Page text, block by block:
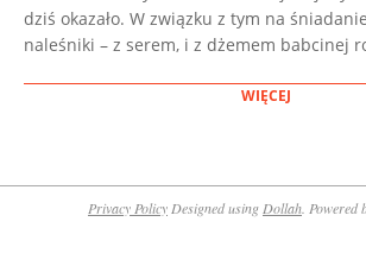
dziś okazało. W związku z tym na
naleśniki – z serem, i z dżemem babcinej
WIĘCEJ
Privacy Policy Designed using Dollah . Powered